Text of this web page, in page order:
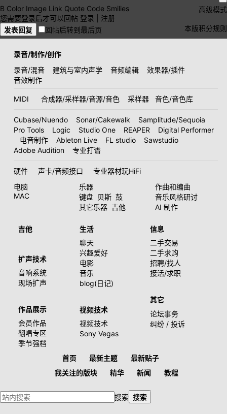
高级模式
B Color Image Link Quote Code Smilies
您需要登录后才可以回帖 登录
注册
本版积分规则
发表回复 回帖后转到最后页
录音/制作/创作
录音/混音
建筑与室内声学 音频编辑
效果器/插件
音效制作
MIDI 合成器/采样器/音源/音色 采样器 音色/音色库
Cubase/Nuendo Sonar/Cakewalk
Samplitude/Sequoia
Pro Tools
Logic Studio One REAPER
Digital Performer
电音制作
Ableton Live FL studio
Sawstudio
Adobe Audition
专业打谱
硬件 声卡/音频接口
专业器材玩HiFi
电脑
MAC
乐器
键盘 贝斯 鼓
其它乐器 吉他
作曲和编曲
音乐风格研讨
AI 制作
吉他
扩声技术
音响系统
现场扩声
作品展示
会员作品
翻唱专区
季节强档
生活
聊天
兴趣爱好
电影
音乐
blog(日记)
视频技术
视频技术
Sony Vegas
信息
二手交易
二手求购
招聘/找人
接活/求职
其它
论坛事务
纠纷 / 投诉
首页 最新主题
最新贴子
我关注的版块
精华 新闻 教程
搜索 搜索